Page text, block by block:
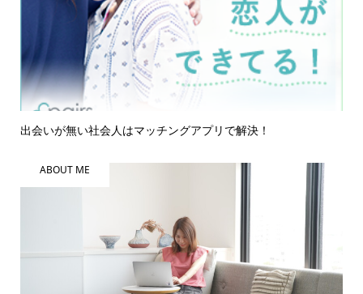
出会いが無い社会人はマッチングアプリで解決！
ABOUT ME